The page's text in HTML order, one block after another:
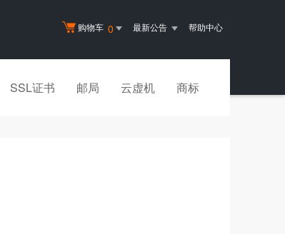
购物车 0 最新公告 帮助中心
SSL证书 邮局 云虚机 商标